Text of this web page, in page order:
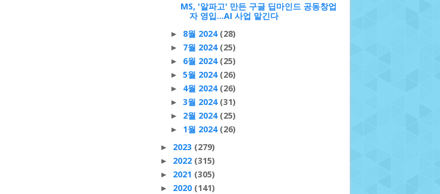
MS, '알파고' 만든 구글 딥마인드 공동창업
자 영입…AI 사업 맡긴다
► 8월 2024 (28)
► 7월 2024 (25)
► 6월 2024 (25)
► 5월 2024 (26)
► 4월 2024 (26)
► 3월 2024 (31)
► 2월 2024 (25)
► 1월 2024 (26)
► 2023 (279)
► 2022 (315)
► 2021 (305)
► 2020 (141)